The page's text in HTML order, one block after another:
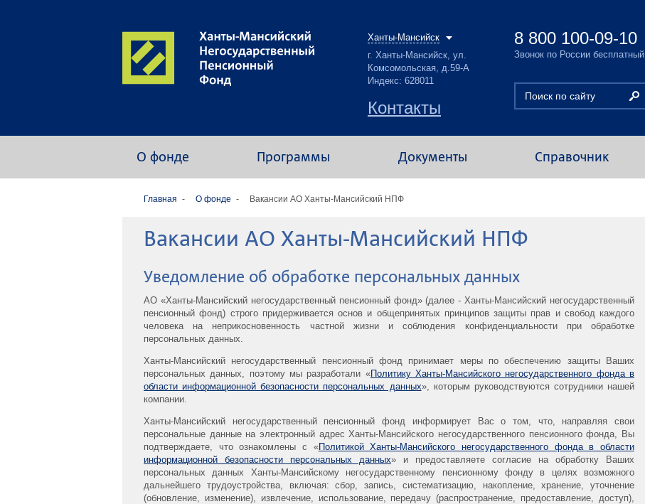
Ханты-Мансийск
г. Ханты-Мансийск, ул.
Комсомольская, д.59-А
Индекс: 628011
Контакты
8 800 100-09-10
Звонок по России бесплатный
О фонде Программы Документы Справочник
Главная О фонде Вакансии АО Ханты-Мансийский НПФ
Вакансии АО Ханты-Мансийский НПФ
Уведомление об обработке персональных данных
АО «Ханты-Мансийский негосударственный пенсионный фонд» (далее - Ханты-Мансийский негосударственный
пенсионный фонд) строго придерживается основ и общепринятых принципов защиты прав и свобод каждого
человека на неприкосновенность частной жизни и соблюдения конфиденциальности при обработке
персональных данных.
Ханты-Мансийский негосударственный пенсионный фонд принимает меры по обеспечению защиты Ваших
персональных данных, поэтому мы разработали «Политику Ханты-Мансийского негосударственного фонда в
области информационной безопасности персональных данных», которым руководствуются сотрудники нашей
компании.
Ханты-Мансийский негосударственный пенсионный фонд информирует Вас о том, что, направляя свои
персональные данные на электронный адрес Ханты-Мансийского негосударственного пенсионного фонда, Вы
подтверждаете, что ознакомлены с «Политикой Ханты-Мансийского негосударственного фонда в области
информационной безопасности персональных данных» и предоставляете согласие на обработку Ваших
персональных данных Ханты-Мансийскому негосударственному пенсионному фонду в целях возможного
дальнейшего трудоустройства, включая: сбор, запись, систематизацию, накопление, хранение, уточнение
(обновление, изменение), извлечение, использование, передачу (распространение, предоставление, доступ),